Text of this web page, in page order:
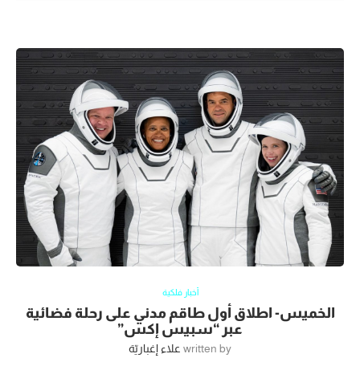
أخبار فلكية
الخميس- اطلاق أول طاقم مدني على رحلة فضائية
عبر “سبيس إكس”
written by علاء إغباريّة